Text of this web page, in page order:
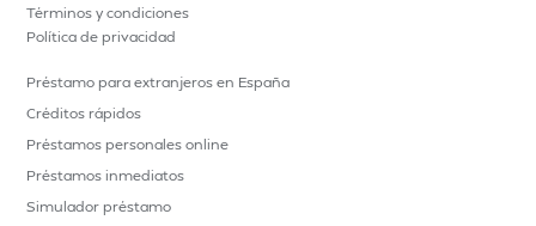
Términos y condiciones
Política de privacidad
Préstamo para extranjeros en España
Créditos rápidos
Préstamos personales online
Préstamos inmediatos
Simulador préstamo